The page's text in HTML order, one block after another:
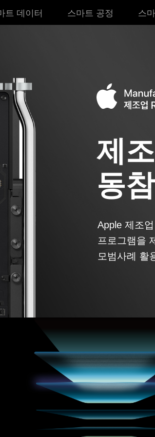
트 데이터 스마트 공정 스
제
동
Apple 제조
프로그램을
모범사례 활